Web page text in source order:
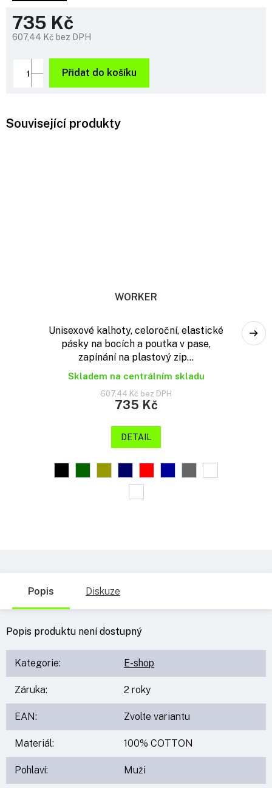
735 Kč
607,44 Kč bez DPH
cena:
Přidat do košíku
Související produkty
WORKER
Unisexové kalhoty, celoroční, elastické
pásky na bocích a poutka v pase,
zapínání na plastový zip...
Skladem na centrálním skladu
607,44 Kč bez DPH
735 Kč
DETAIL
Popis Diskuze
Popis produktu není dostupný
Kategorie: E-shop
Záruka: 2 roky
EAN: Zvolte variantu
Materiál: 100% COTTON
Pohlaví: Muži